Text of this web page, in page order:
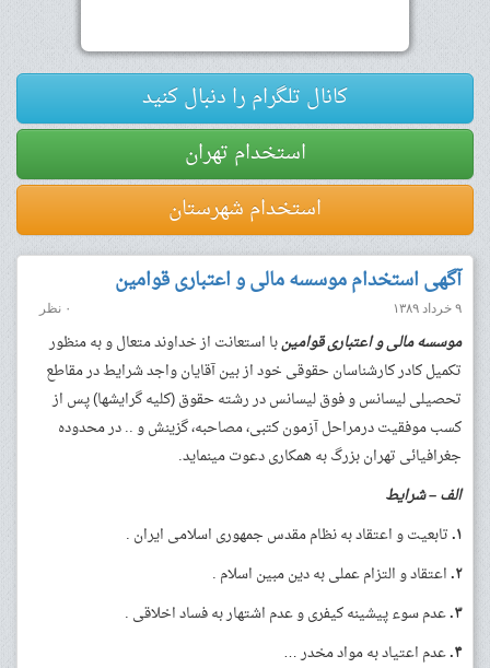
کانال تلگرام را دنبال کنید
استخدام تهران
استخدام شهرستان
آگهی استخدام موسسه مالی و اعتباری قوامین
۹ خرداد ۱۳۸۹ ۰ نظر
موسسه مالی و اعتباری قوامینبا استعانت از خداوند متعال و به منظور
تکمیل کادر کارشناسان حقوقی خود از بین آقایان واجد شرایط در مقاطع
تحصیلی لیسانس و فوق لیسانس در رشته حقوق (کلیه گرایش­ها) پس از
کسب موفقیت درمراحل آزمون کتبی، مصاحبه، گزینش و .. در محدوده
جغرافیائی تهران بزرگ به همکاری دعوت می­نماید.
الف–شرایط
۱. تابعیت و اعتقاد به نظام مقدس جمهوری اسلامی ایران .
۲. اعتقاد و التزام عملی به دین مبین اسلام .
۳. عدم سوء پیشینه کیفری و عدم اشتهار به فساد اخلاقی .
۴. عدم اعتیاد به مواد مخدر …